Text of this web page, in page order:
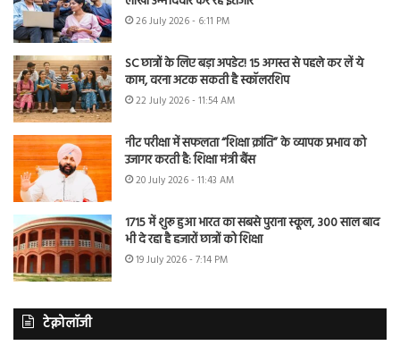
26 July 2026 - 6:11 PM
SC छात्रों के लिए बड़ा अपडेट! 15 अगस्त से पहले कर लें ये
काम, वरना अटक सकती है स्कॉलरशिप
22 July 2026 - 11:54 AM
नीट परीक्षा में सफलता “शिक्षा क्रांति” के व्यापक प्रभाव को
उजागर करती है: शिक्षा मंत्री बैंस
20 July 2026 - 11:43 AM
1715 में शुरू हुआ भारत का सबसे पुराना स्कूल, 300 साल बाद
भी दे रहा है हजारों छात्रों को शिक्षा
19 July 2026 - 7:14 PM
टेक्नोलॉजी